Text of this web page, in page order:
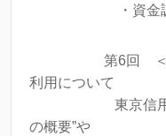
・資金調達～
第6回 ＜ファ
利用について
東京信用保証
の概要”や